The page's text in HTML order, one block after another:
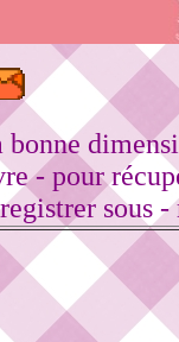
bonne
- pour
sous -